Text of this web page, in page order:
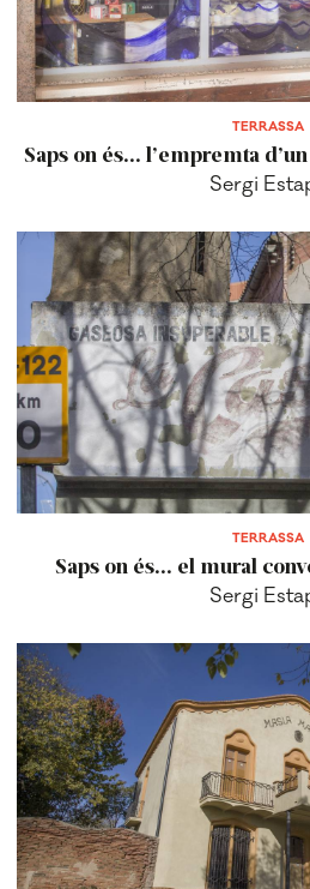
TERRASSA
Saps on és... l’empremta
Sergi
TERRASSA
Saps on és... el mural
Sergi